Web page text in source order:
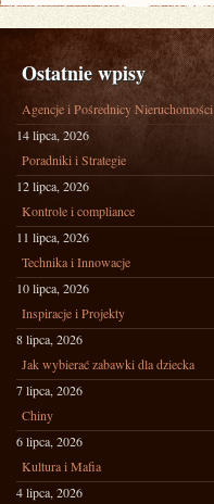
Ostatnie wpisy
Agencje i Pośrednicy Nieruchomości
14 lipca, 2026
Poradniki i Strategie
12 lipca, 2026
Kontrole i compliance
11 lipca, 2026
Technika i Innowacje
10 lipca, 2026
Inspiracje i Projekty
8 lipca, 2026
Jak wybierać zabawki dla dziecka
7 lipca, 2026
Chiny
6 lipca, 2026
Kultura i Mafia
4 lipca, 2026